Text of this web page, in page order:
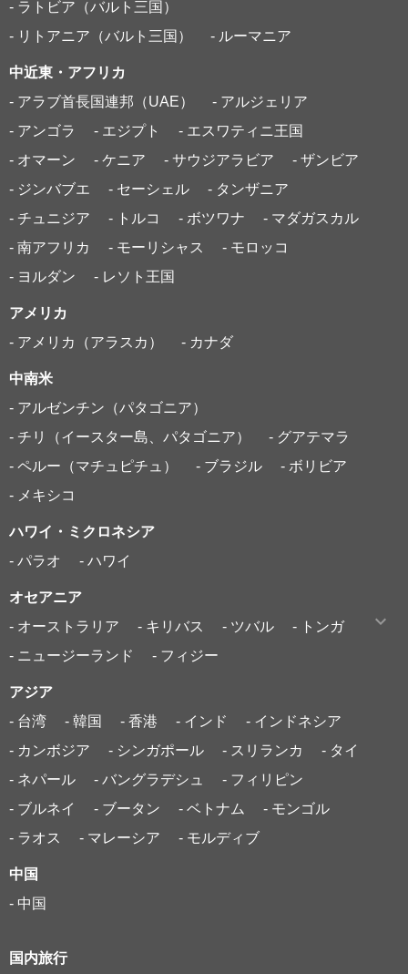
- ラトビア（バルト三国）
- リトアニア（バルト三国）
- ルーマニア
中近東・アフリカ
- アラブ首長国連邦（UAE）
- アルジェリア
- アンゴラ
- エジプト
- エスワティニ王国
- オマーン
- ケニア - サウジアラビア
- ザンビア
- ジンバブエ
- セーシェル
- タンザニア
- チュニジア
- トルコ - ボツワナ
- マダガスカル
- 南アフリカ
- モーリシャス
- モロッコ
- ヨルダン
- レソト王国
アメリカ
- アメリカ（アラスカ）
- カナダ
中南米
- アルゼンチン（パタゴニア）
- チリ（イースター島、パタゴニア）
- グアテマラ
- ペルー（マチュピチュ）
- ブラジル
- ボリビア
- メキシコ
ハワイ・ミクロネシア
- パラオ
- ハワイ
オセアニア
- オーストラリア
- キリバス - ツバル
- トンガ
- ニュージーランド
- フィジー
アジア
- 台湾
- 韓国 - 香港 - インド
- インドネシア
- カンボジア
- シンガポール - スリランカ
- タイ
- ネパール
- バングラデシュ
- フィリピン
- ブルネイ
- ブータン - ベトナム
- モンゴル
- ラオス
- マレーシア - モルディブ
中国
- 中国
国内旅行